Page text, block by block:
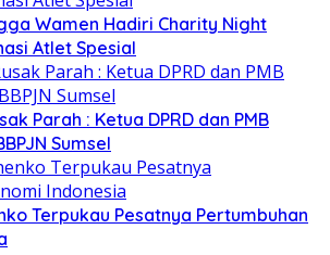
Wamen Hadiri Charity Night
Atlet Spesial
Parah : Ketua DPRD dan PMB
Sumsel
Terpukau Pesatnya Pertumbuhan